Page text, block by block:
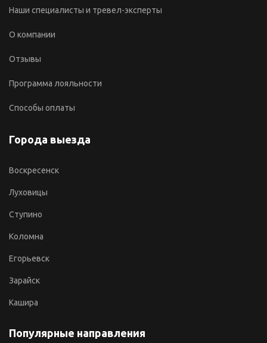
Наши специалисты и тревел-эксперты
О компании
Отзывы
Программа лояльности
Способы оплаты
Города выезда
Воскресенск
Луховицы
Ступино
Коломна
Егорьевск
Зарайск
Кашира
Популярные направления